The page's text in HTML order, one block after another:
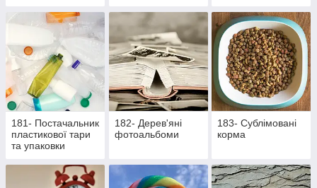
активних пацієнтів
181- Постачальник
пластикової тари
та упаковки
182- Дерев'яні
фотоальбоми
183- Сублімовані
корма